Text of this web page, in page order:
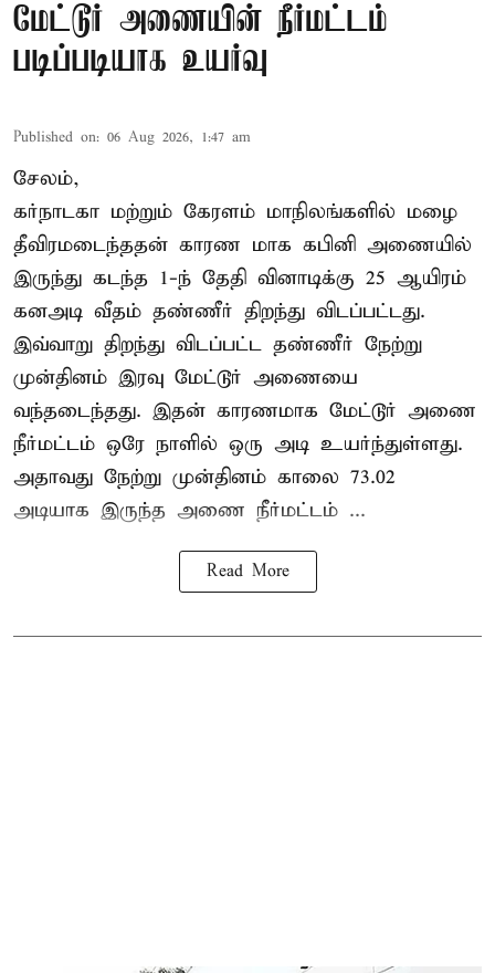
மேட்டூர் அணையின் நீர்மட்டம்
படிப்படியாக உயர்வு
Published on: 06 Aug 2026, 1:47 am
சேலம்,
கர்நாடகா மற்றும் கேரளம் மாநிலங்களில் மழை
தீவிரமடைந்ததன் காரண மாக கபினி அணையில்
இருந்து கடந்த 1-ந் தேதி வினாடிக்கு 25 ஆயிரம்
கனஅடி வீதம் தண்ணீர் திறந்து விடப்பட்டது.
இவ்வாறு திறந்து விடப்பட்ட தண்ணீர் நேற்று
முன்தினம் இரவு மேட்டூர் அணையை
வந்தடைந்தது. இதன் காரணமாக மேட்டூர் அணை
நீர்மட்டம் ஒரே நாளில் ஒரு அடி உயர்ந்துள்ளது.
அதாவது நேற்று முன்தினம் காலை 73.02
அடியாக இருந்த அணை நீர்மட்டம் ...
Read More